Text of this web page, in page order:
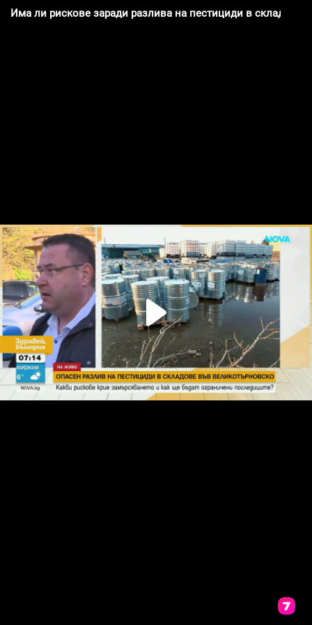
Има ли рискове заради разлива на пестициди в складове